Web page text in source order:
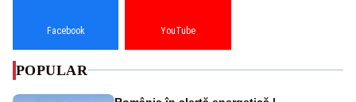
Facebook YouTube
POPULAR